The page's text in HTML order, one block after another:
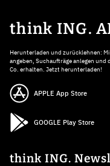
think ING.
Herunterladen und zurücklehnen:
angeben, Suchaufträge anlegen
Co. erhalten. Jetzt herunterladen!
APPLE App Store
GOOGLE Play Store
think ING.